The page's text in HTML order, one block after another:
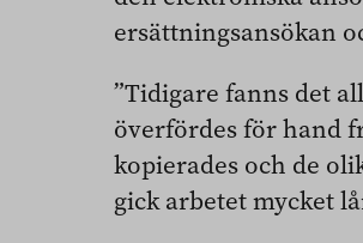
ersättningsansökan
”Tidigare fanns det
överfördes för hand
kopierades och de
gick arbetet mycket